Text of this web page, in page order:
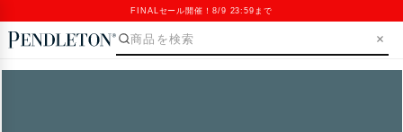
FINALセール開催！8/9 23:59まで